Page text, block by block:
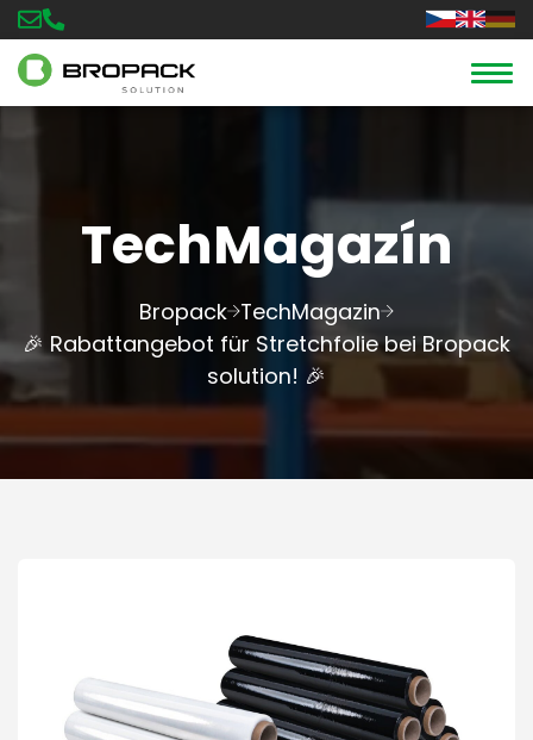
TechMagazín
Bropack TechMagazin
🎉 Rabattangebot für Stretchfolie bei Bropack
solution! 🎉